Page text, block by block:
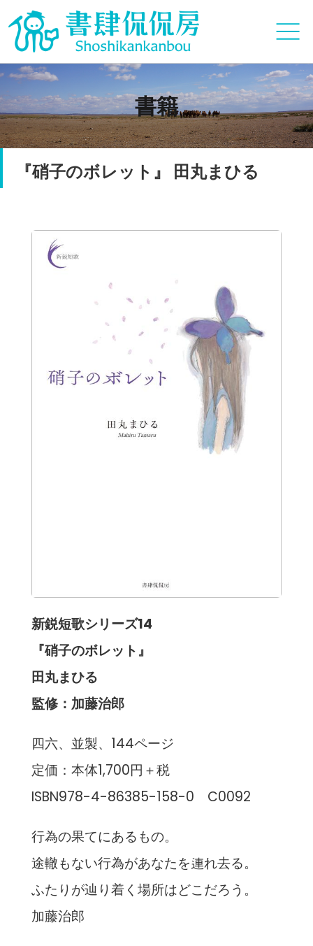
書籍
『硝子のボレット』 田丸まひる
新鋭短歌シリーズ14
『硝子のボレット』
田丸まひる
監修：加藤治郎
四六、並製、144ページ
定価：本体1,700円＋税
ISBN978-4-86385-158-0 C0092
行為の果てにあるもの。
途轍もない行為があなたを連れ去る。
ふたりが辿り着く場所はどこだろう。
加藤治郎